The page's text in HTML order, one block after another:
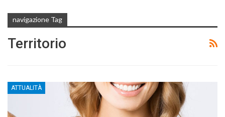
navigazione Tag
Territorio
ATTUALITÀ